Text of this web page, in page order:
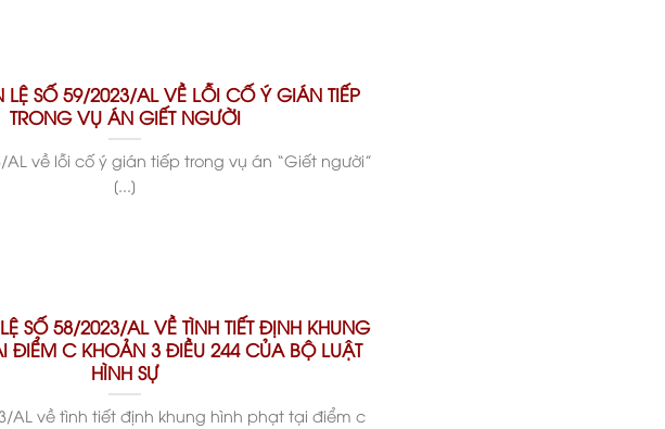
SỐ 59/2023/AL VỀ LỖI CỐ Ý GIÁN TIẾP
TRONG VỤ ÁN GIẾT NGƯỜI
AL về lỗi cố ý gián tiếp trong vụ án “Giết người”
[...]
SỐ 58/2023/AL VỀ TÌNH TIẾT ĐỊNH KHUNG
ĐIỂM C KHOẢN 3 ĐIỀU 244 CỦA BỘ LUẬT
HÌNH SỰ
AL về tình tiết định khung hình phạt tại điểm c